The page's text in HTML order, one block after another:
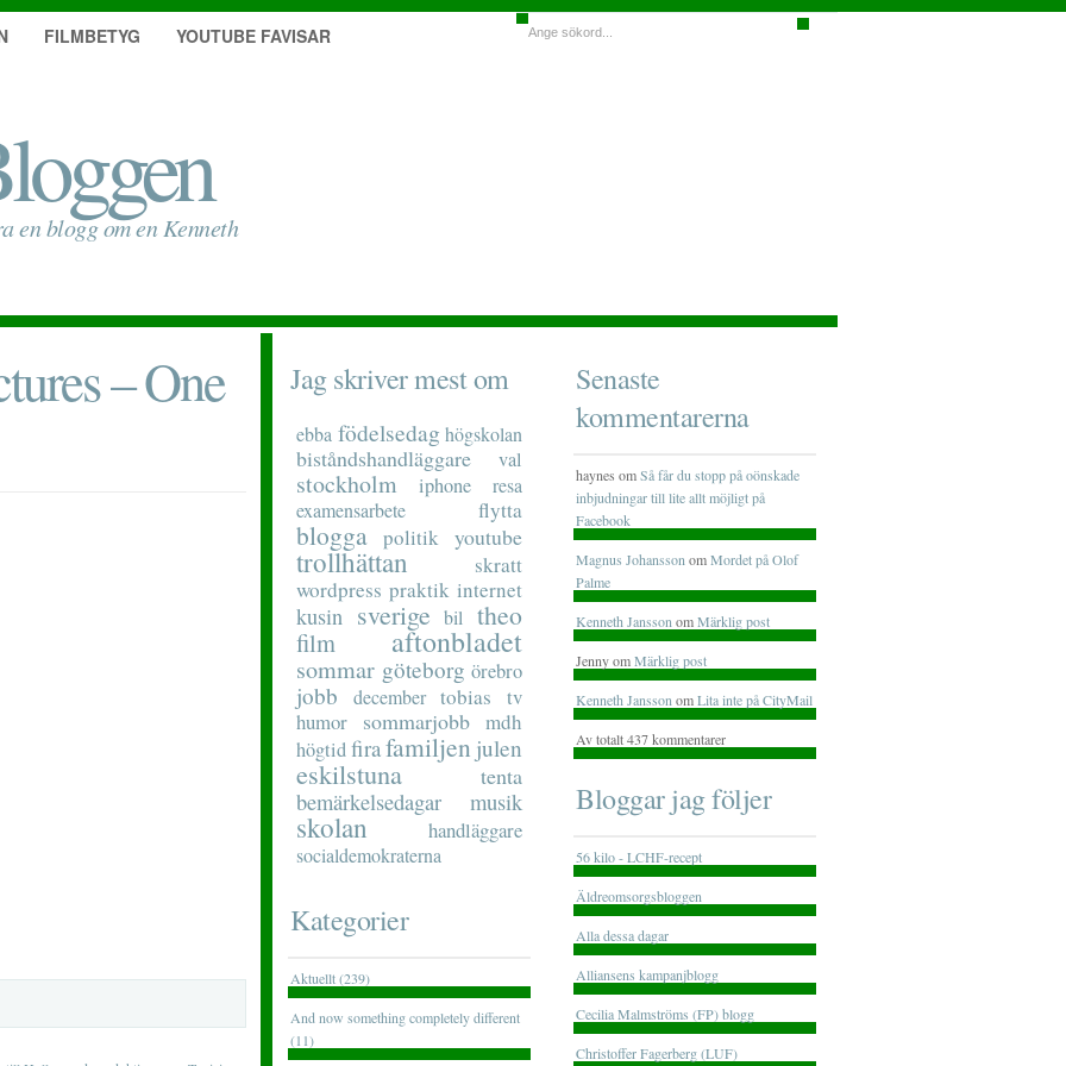
en blogg om en Kenneth
FILMBETYG YOUTUBE FAVISAR
– One
Jag skriver mest om
ebba födelsedag högskolan
biståndshandläggare val
stockholm iphone
resa
examensarbete
flytta
blogga politik youtube
trollhättan
skratt
wordpress praktik internet
kusin sverige bil theo
film aftonbladet
sommar göteborg örebro
jobb december tobias
tv
humor
sommarjobb mdh
högtidfirafamiljen julen
eskilstuna
tenta
bemärkelsedagar
musik
skolan handläggare
socialdemokraterna
Kategorier
Aktuellt (239)
And now something completely different
(11)
Senaste
kommentarerna
haynes omSå får du stopp på oönskade
inbjudningar till lite allt möjligt på
Facebook
Magnus Johansson omMordet på Olof
Palme
Kenneth Jansson omMärklig post
Jenny omMärklig post
Kenneth Jansson omLita inte på CityMail
Av totalt 437 kommentarer
Bloggar jag följer
56 kilo - LCHF-recept
Äldreomsorgsbloggen
Alla dessa dagar
Alliansens kampanjblogg
Cecilia Malmströms (FP) blogg
Christoffer Fagerberg (LUF)